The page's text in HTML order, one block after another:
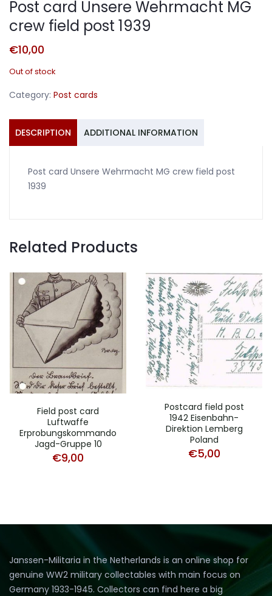
Post card Unsere Wehrmacht MG
crew field post 1939
€10,00
Out of stock
Category: Post cards
DESCRIPTION ADDITIONAL INFORMATION
Post card Unsere Wehrmacht MG crew field post
1939
Related Products
Field post card
Luftwaffe
Erprobungskommando
Jagd-Gruppe 10
€9,00
Postcard field post
1942 Eisenbahn-
Direktion Lemberg
Poland
€5,00
Janssen-Militaria in the Netherlands is an online shop for
genuine WW2 military collectables with main focus on
Germany 1933-1945. Collectors can find here a big